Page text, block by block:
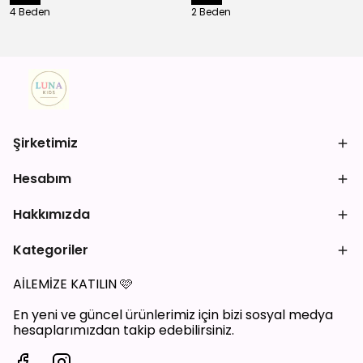
4 Beden 2 Beden
Şirketimiz
Hesabım
Hakkımızda
Kategoriler
AİLEMİZE KATILIN🩷
En yeni ve güncel ürünlerimiz için bizi sosyal medya
hesaplarımızdan takip edebilirsiniz.